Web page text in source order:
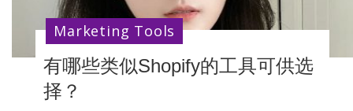
有哪些类似Shopify的工具可供选
择？
Marketing Tools